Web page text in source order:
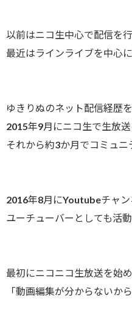
以前はニコ生中心で配信を
最近はラインライブを中心
ゆきりぬのネット配信経歴
2015年9月にニコ生で生放
それから約3か月でコミュ
2016年8月にYoutubeチャン
ユーチューバーとしても活
最初にニコニコ生放送を始
「動画編集が分からないか